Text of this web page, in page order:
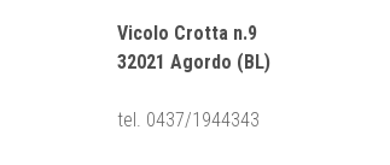
Vicolo Crotta n.9
32021 Agordo (BL)
tel. 0437/1944343